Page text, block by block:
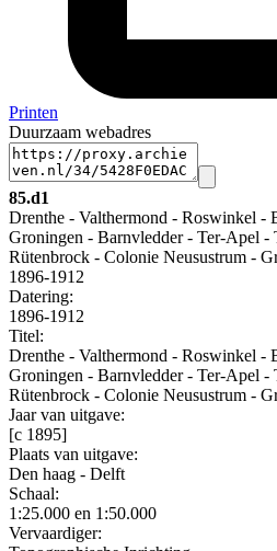
Printen
Duurzaam webadres
85.d1
Drenthe - Valthermond - Roswinkel -
Groningen - Barnvledder - Ter-Apel -
Rütenbrock - Colonie Neusustrum -
1896-1912
Datering:
1896-1912
Titel:
Drenthe - Valthermond - Roswinkel -
Groningen - Barnvledder - Ter-Apel -
Rütenbrock - Colonie Neusustrum -
Jaar van uitgave:
[c 1895]
Plaats van uitgave:
Den haag - Delft
Schaal:
1:25.000 en 1:50.000
Vervaardiger: